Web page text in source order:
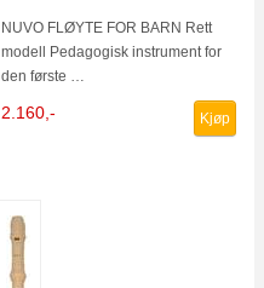
NUVO FLØYTE FOR BARN Rett
modell Pedagogisk instrument for
den første …
2.160,- Kjøp